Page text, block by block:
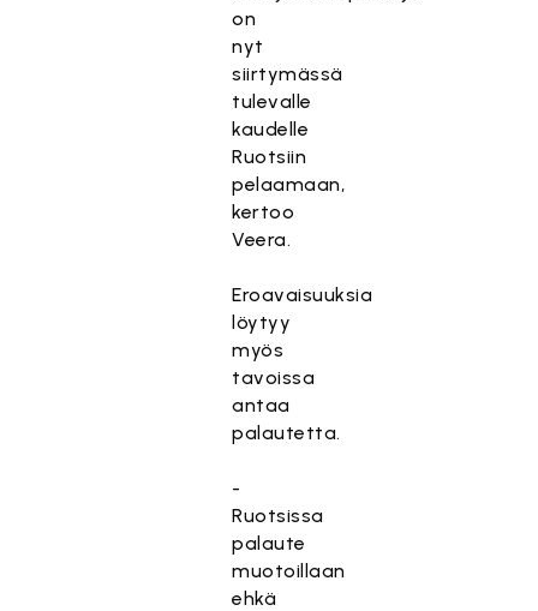
on
nyt
siirtymässä
tulevalle
kaudelle
Ruotsiin
pelaamaan,
kertoo
Veera.
Eroavaisuuksia
löytyy
myös
tavoissa
antaa
palautetta.
-
Ruotsissa
palaute
muotoillaan
ehkä